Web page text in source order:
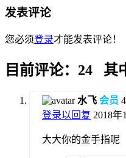
发表评论
您必须登录才能发表评论！
目前评论：24
水飞 会员 4
登录以回复 2018年
大大你的金手指呢